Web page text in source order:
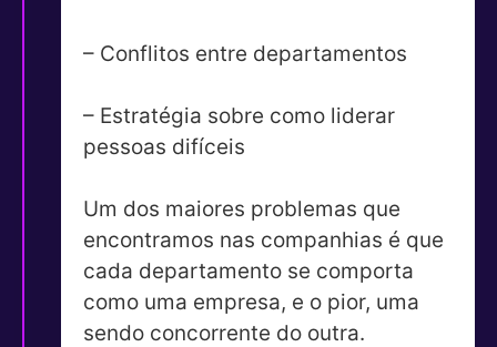
– Conflitos entre departamentos
– Estratégia sobre como liderar
pessoas difíceis
Um dos maiores problemas que
encontramos nas companhias é que
cada departamento se comporta
como uma empresa, e o pior, uma
sendo concorrente do outra.